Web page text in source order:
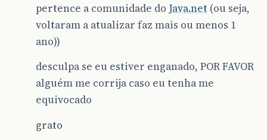
pertence a comunidade do Java.net (ou seja,
voltaram a atualizar faz mais ou menos 1
ano))
desculpa se eu estiver enganado, POR FAVOR
alguém me corrija caso eu tenha me
equivocado
grato